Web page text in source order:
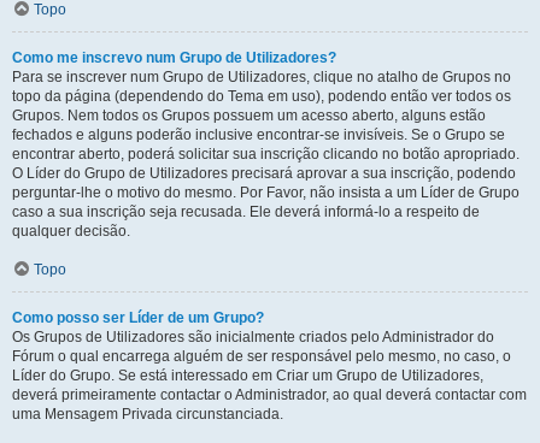
Topo
Como me inscrevo num Grupo de Utilizadores?
Para se inscrever num Grupo de Utilizadores, clique no atalho de Grupos no
topo da página (dependendo do Tema em uso), podendo então ver todos os
Grupos. Nem todos os Grupos possuem um acesso aberto, alguns estão
fechados e alguns poderão inclusive encontrar-se invisíveis. Se o Grupo se
encontrar aberto, poderá solicitar sua inscrição clicando no botão apropriado.
O Líder do Grupo de Utilizadores precisará aprovar a sua inscrição, podendo
perguntar-lhe o motivo do mesmo. Por Favor, não insista a um Líder de Grupo
caso a sua inscrição seja recusada. Ele deverá informá-lo a respeito de
qualquer decisão.
Topo
Como posso ser Líder de um Grupo?
Os Grupos de Utilizadores são inicialmente criados pelo Administrador do
Fórum o qual encarrega alguém de ser responsável pelo mesmo, no caso, o
Líder do Grupo. Se está interessado em Criar um Grupo de Utilizadores,
deverá primeiramente contactar o Administrador, ao qual deverá contactar com
uma Mensagem Privada circunstanciada.